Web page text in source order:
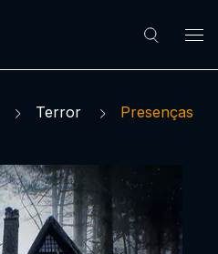
Terror
Presenças